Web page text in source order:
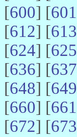
[600] [601
[612] [613
[624] [625
[636] [637
[648] [649
[660] [661
[672] [673